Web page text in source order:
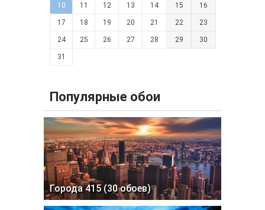
10 11 12 13 14 15 16
17 18 19 20 21 22 23
24 25 26 27 28 29 30
31
Популярные обои
Города 415 (30 обоев)